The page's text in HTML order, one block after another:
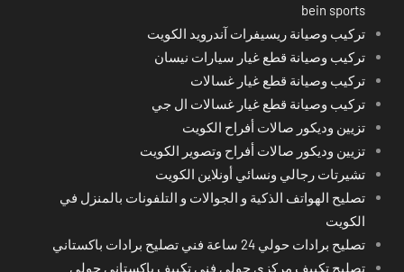
bein sports
تركيب وصيانة ريسيفرات آندرويد الكويت
تركيب وصيانة قطع غيار سيارات نيسان
تركيب وصيانة قطع غيار غسالات
تركيب وصيانة قطع غيار غسالات ال جي
تزيين وديكور صالات أفراح الكويت
تزيين وديكور صالات أفراح وتصوير الكويت
تشيرتات رجالي ونسائي أونلاين الكويت
تصليح الهواتف الذكية و الجوالات و التلفونات بالمنزل في
الكويت
تصليح برادات حولي 24 ساعة فني تصليح برادات باكستاني
تصليح تكييف مركزي حولي فني تكييف باكستاني حولي